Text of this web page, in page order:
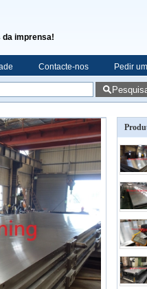
da imprensa!
Contacte-nos Pedir